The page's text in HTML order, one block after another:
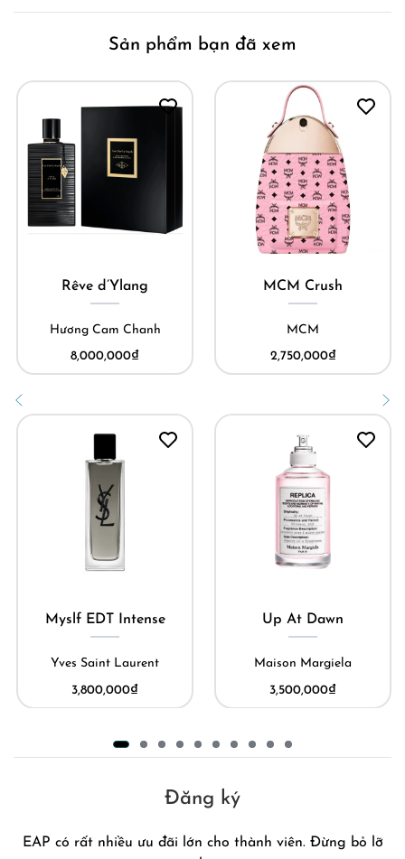
Sản phẩm bạn đã xem
Rêve d’Ylang
Hương Cam Chanh
8,000,000₫
Myslf EDT Intense
Yves Saint Laurent
3,800,000₫
MCM Crush
MCM
2,750,000₫
Up At Dawn
Maison Margiela
3,500,000₫
Đăng ký
EAP có rất nhiều ưu đãi lớn cho thành viên. Đừng bỏ lỡ